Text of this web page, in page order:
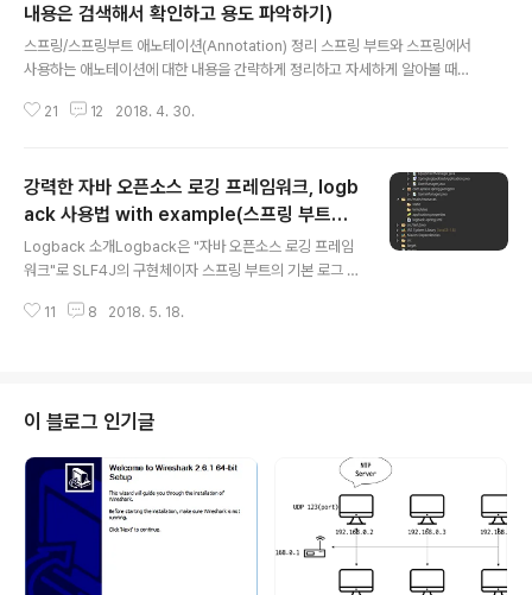
ct로 생성한다. project명, package명을 적고, 빌드 툴
로 Maven을 쓸지 gradle을 쓸지 정한다.기타로 언어를 j
ava, kotlin, groovy로 할지 정하면 된다.패키지명 : co
내용은 검색해서 확인하고 용도 파악하기)
스프링/스프링부트 애노테이션(Annotation) 정리 스프링 부트와 스프링에서
사용하는 애노테이션에 대한 내용을 간략하게 정리하고 자세하게 알아볼 때는
때 필요한 라이브러리나 설정 방법은 따로 기술하지 않고 애노테이션 정보만 빠
ean들을 찾아서 Context에 bean등록을 해주는 AnnotationApplication
Context.xml에 이런식으로 xml에 bean을 직접등록하는 방법도 있고 위와
같이 애노테이션을 붙여서 하는 방법도 있음b..
21 12 2018. 4. 30.
강력한 자바 오픈소스 로깅 프레임워크, logb
ack 사용법 with example(스프링 부트에
서 logback 가이드, logback-spring.xml
설정하기)
Logback 소개Logback은 "자바 오픈소스 로깅 프레임
워크"로 SLF4J의 구현체이자 스프링 부트의 기본 로그 객
비교했을 때 logback은 훌륭한 성능을 보여준다.그리고
용)12345678 ch.qos.logback logback-classic 1.
2.3 test Colored by Color Scripter * 스프링부트에
서는 기본 로그이기 때문에 굳이 위의 dependency를 추
가하지 않아도 사용가능하다.spring-boot-starter-..
11 8 2018. 5. 18.
이 블로그 인기글